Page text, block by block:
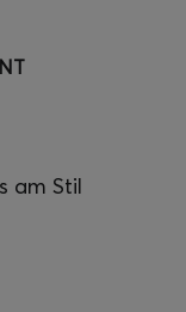
am Stil